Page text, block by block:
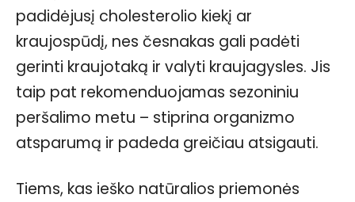
padidėjusį cholesterolio kiekį ar
kraujospūdį, nes česnakas gali padėti
gerinti kraujotaką ir valyti kraujagysles. Jis
taip pat rekomenduojamas sezoniniu
peršalimo metu – stiprina organizmo
atsparumą ir padeda greičiau atsigauti.
Tiems, kas ieško natūralios priemonės